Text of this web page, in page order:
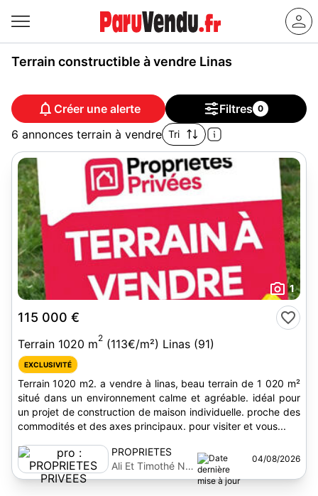
Terrain constructible à vendre Linas
Créer une alerte Filtres 0
6 annonces terrain à vendre Tri
1
115 000 €
Terrain 1020 m2 (113€/m²) Linas (91)
EXCLUSIVITÉ
Terrain 1020 m2. a vendre à linas, beau terrain de 1 020 m²
situé dans un environnement calme et agréable. idéal pour
un projet de construction de maison individuelle. proche des
commodités et des axes principaux. pour visiter et vous...
PROPRIETES
PRIVEES
Ali Et Timothé Nait
Benali
04/08/2026